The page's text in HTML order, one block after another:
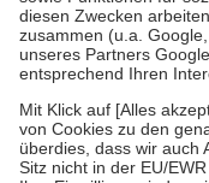
Zuzahlung zehn Prozent
Verordnung.
Um das Engagement der
stärken und die
fallenkeine Zuzahlungen
• Kindern und
mit Ausnahme der